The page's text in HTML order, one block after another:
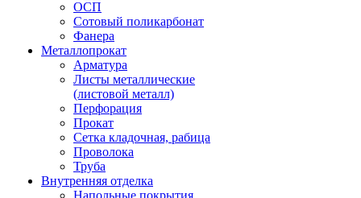
ОСП
Сотовый поликарбонат
Фанера
Металлопрокат
Арматура
Листы металлические
(листовой металл)
Перфорация
Прокат
Сетка кладочная, рабица
Проволока
Труба
Внутренняя отделка
Напольные покрытия